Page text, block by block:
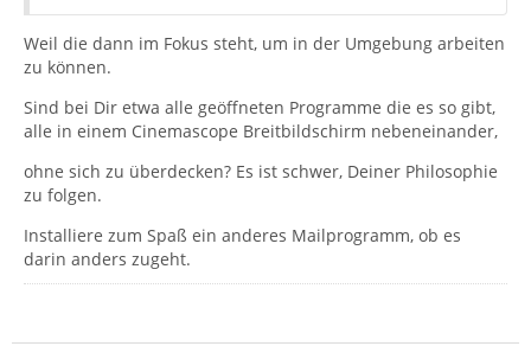
Weil die dann im Fokus steht, um in der Umgebung arbeiten
zu können.
Sind bei Dir etwa alle geöffneten Programme die es so gibt,
alle in einem Cinemascope Breitbildschirm nebeneinander,
ohne sich zu überdecken? Es ist schwer, Deiner Philosophie
zu folgen.
Installiere zum Spaß ein anderes Mailprogramm, ob es
darin anders zugeht.